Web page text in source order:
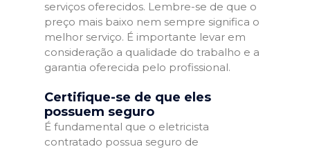
serviços oferecidos. Lembre-se de que o
preço mais baixo nem sempre significa o
melhor serviço. É importante levar em
consideração a qualidade do trabalho e a
garantia oferecida pelo profissional.
Certifique-se de que eles
possuem seguro
É fundamental que o eletricista
contratado possua seguro de